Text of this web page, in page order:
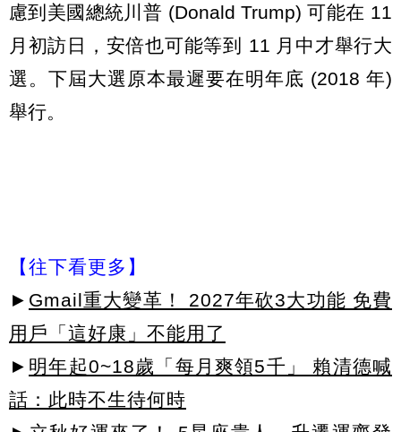
慮到美國總統川普 (Donald Trump) 可能在 11
月初訪日，安倍也可能等到 11 月中才舉行大
選。下屆大選原本最遲要在明年底 (2018 年)
舉行。
【往下看更多】
► Gmail重大變革！ 2027年砍3大功能 免費
用戶「這好康」不能用了
► 明年起0~18歲「每月爽領5千」 賴清德喊
話：此時不生待何時